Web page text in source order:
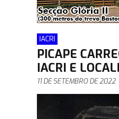
IACRI
PICAPE
IACRI E
11 DE SETEMBRO DE 2022